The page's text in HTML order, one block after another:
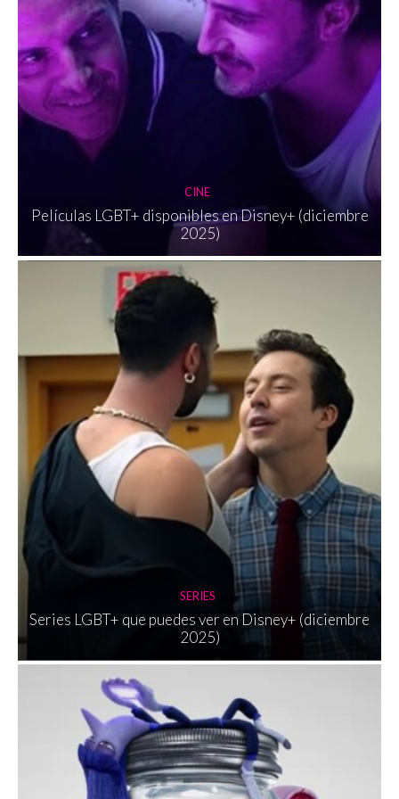
CINE
Películas LGBT+ disponibles en Disney+ (diciembre
2025)
SERIES
Series LGBT+ que puedes ver en Disney+ (diciembre
2025)